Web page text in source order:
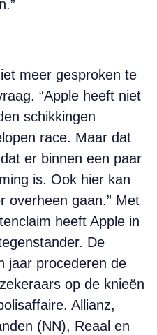
meer gesproken te
“Apple heeft niet
schikkingen
race. Maar dat
er binnen een paar
is. Ook hier kan
overheen gaan.” Met
heeft Apple in
De
jaar procederen de
op de knieën
Allianz,
(NN), Reaal en